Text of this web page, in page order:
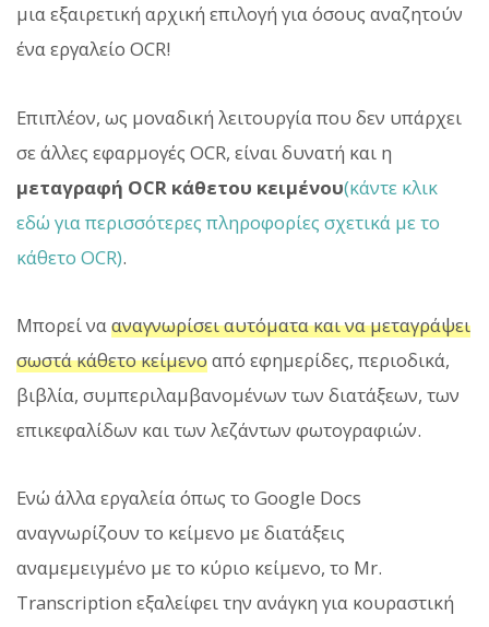
μια εξαιρετική αρχική επιλογή για όσους αναζητούν
ένα εργαλείο OCR!
Επιπλέον, ως μοναδική λειτουργία που δεν υπάρχει
σε άλλες εφαρμογές OCR, είναι δυνατή και η
μεταγραφή OCR κάθετου κειμένου(κάντε κλικ
εδώ για περισσότερες πληροφορίες σχετικά με το
κάθετο OCR).
Μπορεί νααναγνωρίσει αυτόματα και να μεταγράψει
σωστά κάθετο κείμενοαπό εφημερίδες, περιοδικά,
βιβλία, συμπεριλαμβανομένων των διατάξεων, των
επικεφαλίδων και των λεζάντων φωτογραφιών.
Ενώ άλλα εργαλεία όπως το Google Docs
αναγνωρίζουν το κείμενο με διατάξεις
αναμεμειγμένο με το κύριο κείμενο, το Mr.
Transcription εξαλείφει την ανάγκη για κουραστική